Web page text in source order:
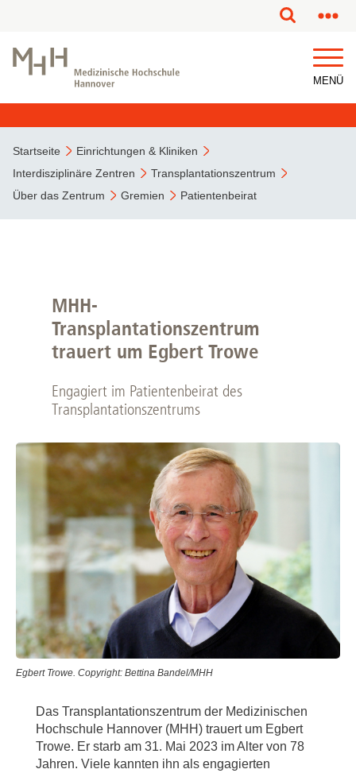
MENÜ
Startseite
Einrichtungen & Kliniken
Interdisziplinäre Zentren
Transplantationszentrum
Über das Zentrum
Gremien Patientenbeirat
MHH-
Transplantationszentrum
trauert um Egbert Trowe
Engagiert im Patientenbeirat des
Transplantationszentrums
Egbert Trowe. Copyright: Bettina Bandel/MHH
Das Transplantationszentrum der Medizinischen
Hochschule Hannover (MHH) trauert um Egbert
Trowe. Er starb am 31. Mai 2023 im Alter von 78
Jahren. Viele kannten ihn als engagierten